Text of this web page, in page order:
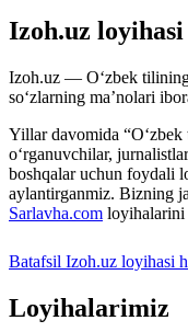
Izoh.uz
Izoh.uz — O‘zbek
so‘zlarning ma’nolari
Yillar davomida
o‘rganuvchilar,
boshqalar uchun foydali
aylantirganmiz. Bizning
Sarlavha.com loyihalarini
Batafsil Izoh.uz loyihasi
Loyihalarimiz